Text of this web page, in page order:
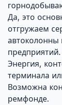
Да, это
отгружаем
Энергия,
терминала
Возможна
ремфонде.